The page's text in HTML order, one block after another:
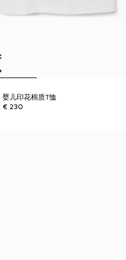
婴儿印花棉质T恤
€ 230